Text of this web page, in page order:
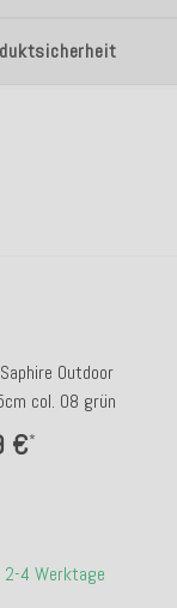
Outdoor
col. 08 grün
€*
4 Werktage